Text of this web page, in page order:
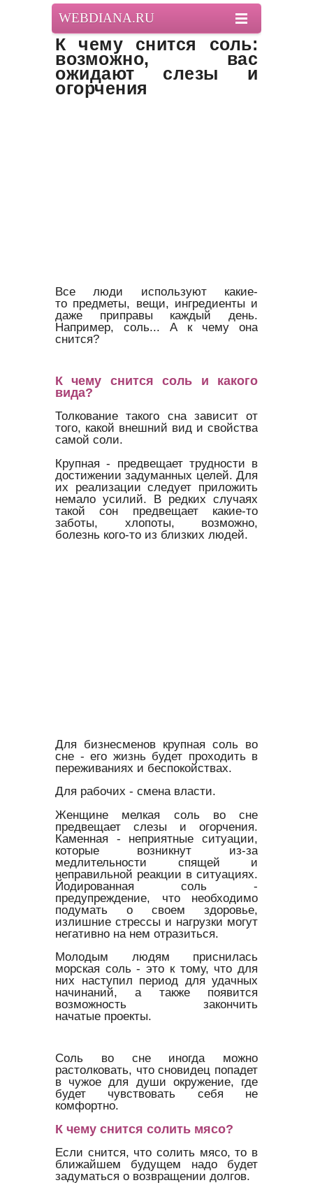
WEBDIANA.RU
К чему снится соль:
возможно, вас
ожидают слезы и
огорчения
Все люди используют какие-
то предметы, вещи, ингредиенты и
даже приправы каждый день.
Например, соль... А к чему она
снится?
К чему снится соль и какого
вида?
Толкование такого сна зависит от
того, какой внешний вид и свойства
самой соли.
Крупная - предвещает трудности в
достижении задуманных целей. Для
их реализации следует приложить
немало усилий. В редких случаях
такой сон предвещает какие-то
заботы, хлопоты, возможно,
болезнь кого-то из близких людей.
Для бизнесменов крупная соль во
сне - его жизнь будет проходить в
переживаниях и беспокойствах.
Для рабочих - смена власти.
Женщине мелкая соль во сне
предвещает слезы и огорчения.
Каменная - неприятные ситуации,
которые возникнут из-за
медлительности спящей и
неправильной реакции в ситуациях.
Йодированная соль -
предупреждение, что необходимо
подумать о своем здоровье,
излишние стрессы и нагрузки могут
негативно на нем отразиться.
Молодым людям приснилась
морская соль - это к тому, что для
них наступил период для удачных
начинаний, а также появится
возможность закончить
начатые проекты.
Соль во сне иногда можно
растолковать, что сновидец попадет
в чужое для души окружение, где
будет чувствовать себя не
комфортно.
К чему снится солить мясо?
Если снится, что солить мясо, то в
ближайшем будущем надо будет
задуматься о возвращении долгов.